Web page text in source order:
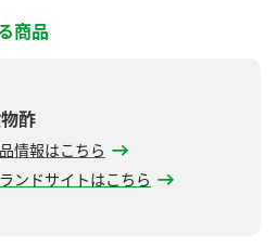
商品
酢
情報はこちら
ンドサイトはこちら